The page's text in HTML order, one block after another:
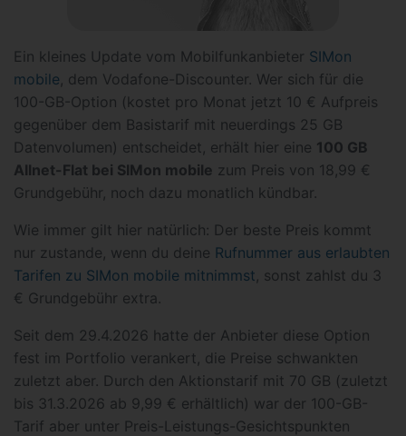
Ein kleines Update vom Mobilfunkanbieter SIMon
mobile, dem Vodafone-Discounter. Wer sich für die
100-GB-Option (kostet pro Monat jetzt 10 € Aufpreis
gegenüber dem Basistarif mit neuerdings 25 GB
Datenvolumen) entscheidet, erhält hier eine 100 GB
Allnet-Flat bei SIMon mobile zum Preis von 18,99 €
Grundgebühr, noch dazu monatlich kündbar.
Wie immer gilt hier natürlich: Der beste Preis kommt
nur zustande, wenn du deine Rufnummer aus erlaubten
Tarifen zu SIMon mobile mitnimmst, sonst zahlst du 3
€ Grundgebühr extra.
Seit dem 29.4.2026 hatte der Anbieter diese Option
fest im Portfolio verankert, die Preise schwankten
zuletzt aber. Durch den Aktionstarif mit 70 GB (zuletzt
bis 31.3.2026 ab 9,99 € erhältlich) war der 100-GB-
Tarif aber unter Preis-Leistungs-Gesichtspunkten